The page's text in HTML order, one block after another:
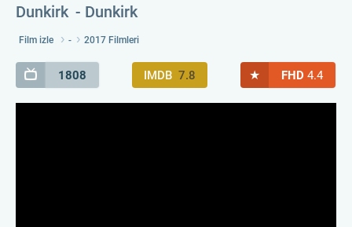
Dunkirk Dunkirk
Film izle - 2017 Filmleri
1808 IMDB 7.8 ★ FHD 4.4